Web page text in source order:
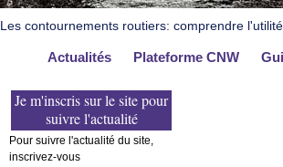
Les contournements routiers: comprendre
Actualités Plateforme CNW
Je m'inscris sur le site pour
suivre l'actualité
Pour suivre l'actualité du site,
inscrivez-vous